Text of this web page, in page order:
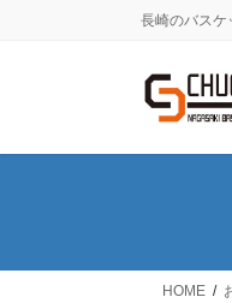
に
ョ
動
長崎のバスケ
HOME